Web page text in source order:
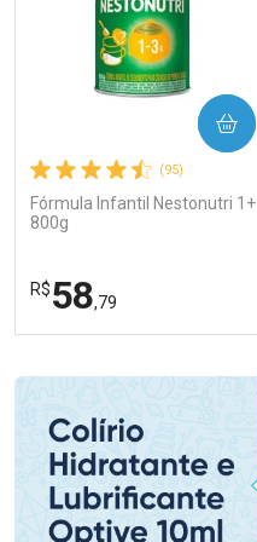
(95)
Fórmula Infantil Nestonutri 1+
800g
R$58,79
COMPRAR